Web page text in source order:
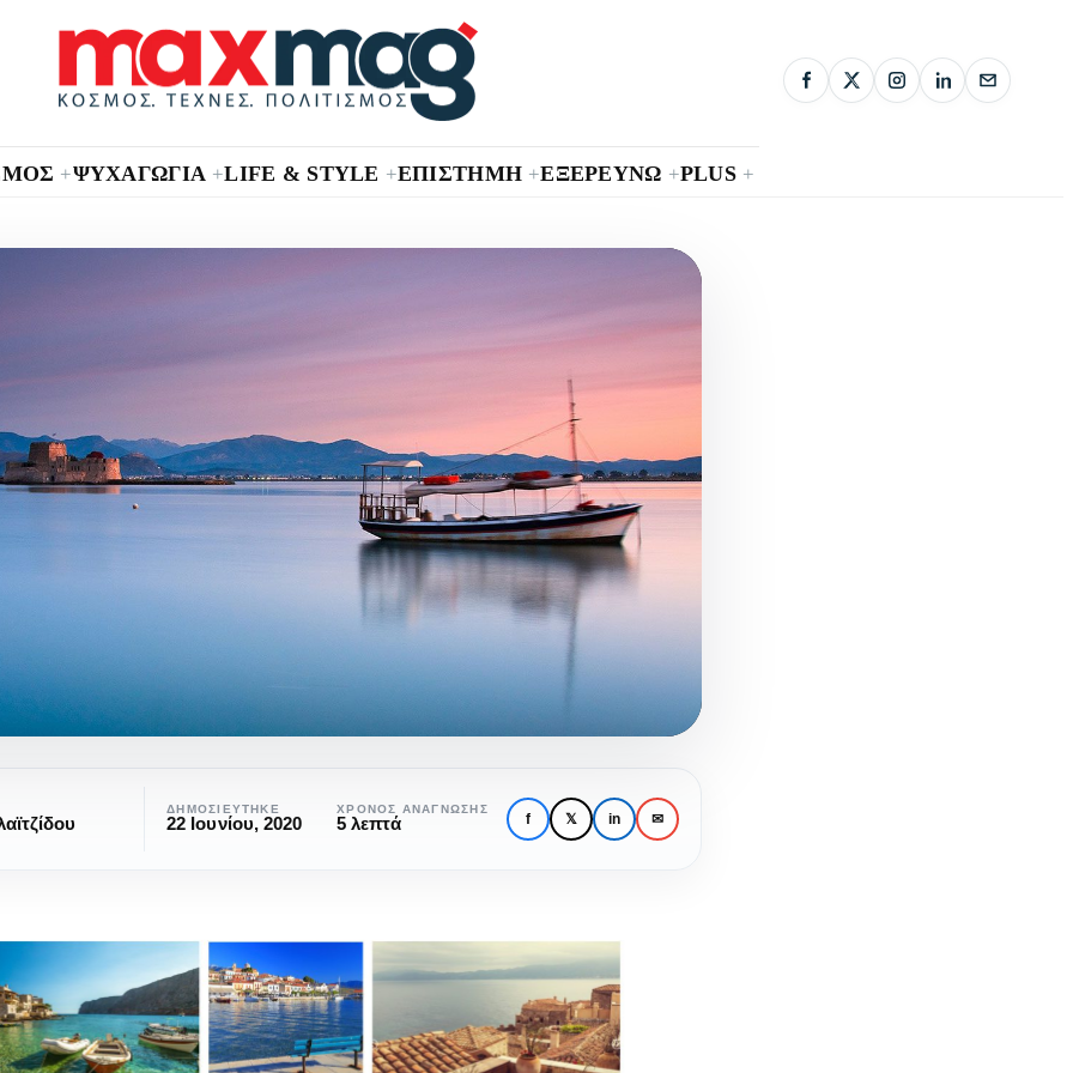
+ΨΥΧΑΓΩΓΙΑ +LIFE & STYLE +ΕΠΙΣΤΗΜΗ +ΕΞΕΡΕΥΝΩ +PLUS +
ΆΓΝΩΣΤΗ ΕΛΛΆΔΑ
ΔΗΜΟΣΙΕΎΤΗΚΕ
22 Ιουνίου, 2020
ΧΡΌΝΟΣ ΑΝΆΓΝΩΣΗΣ
5 λεπτά f 𝕏 in ✉